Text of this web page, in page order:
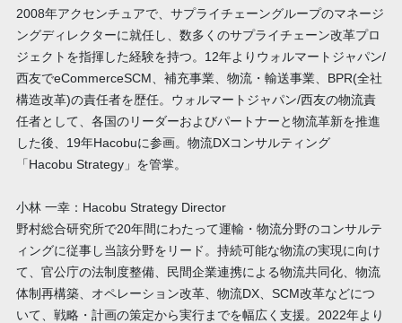
2008年アクセンチュアで、サプライチェーングループのマネージ
ングディレクターに就任し、数多くのサプライチェーン改革プロ
ジェクトを指揮した経験を持つ。12年よりウォルマートジャパン/
西友でeCommerceSCM、補充事業、物流・輸送事業、BPR(全社
構造改革)の責任者を歴任。ウォルマートジャパン/西友の物流責
任者として、各国のリーダーおよびパートナーと物流革新を推進
した後、19年Hacobuに参画。物流DXコンサルティング
「Hacobu Strategy」を管掌。
小林 一幸：Hacobu Strategy Director
野村総合研究所で20年間にわたって運輸・物流分野のコンサルテ
ィングに従事し当該分野をリード。持続可能な物流の実現に向け
て、官公庁の法制度整備、民間企業連携による物流共同化、物流
体制再構築、オペレーション改革、物流DX、SCM改革などにつ
いて、戦略・計画の策定から実行までを幅広く支援。2022年より